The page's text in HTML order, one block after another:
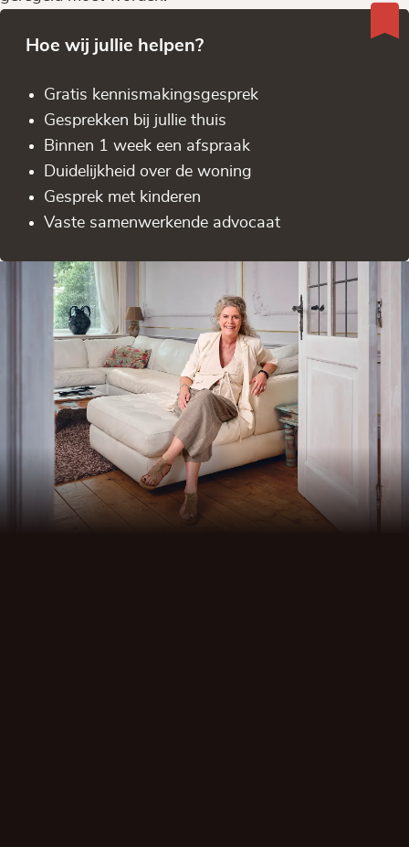
Hoe wij jullie helpen?
Gratis kennis­makingsgesprek
Gesprekken bij jullie thuis
Binnen 1 week een afspraak
Duidelijkheid over de woning
Gesprek met kinderen
Vaste samenwerkende advocaat